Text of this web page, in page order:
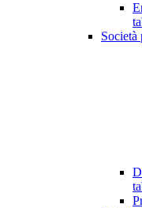
Società